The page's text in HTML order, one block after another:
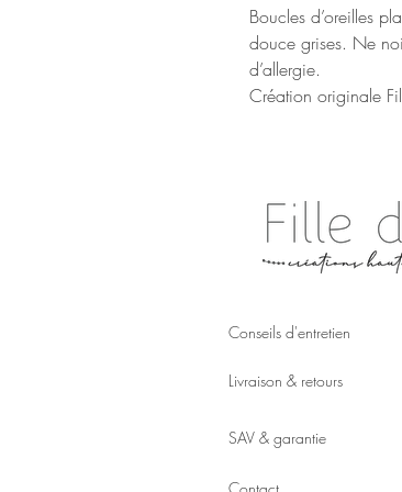
Boucles d’oreilles
douce grises. Ne
d’allergie.
Création originale
Conseils d'entretien
Livraison &
SAV &